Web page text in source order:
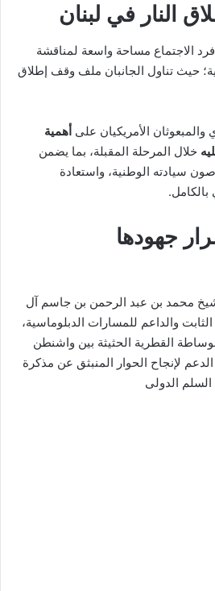
النار في لبنان
الاجتماع مساحة واسعة لمناقشة
حيث تناول الجانبان ملف وقف إطلاق
الأمريكيان على أهمية
خلال المرحلة المقبلة، بما يضمن
سيادته الوطنية، واستعادة
جهودها
محمد بن عبد الرحمن بن جاسم آل
والداعم للمسارات الدبلوماسية،
القطرية الحثيثة بين واشنطن
لإنجاح الحوار المنبثق عن مذكرة
السلم الدولى